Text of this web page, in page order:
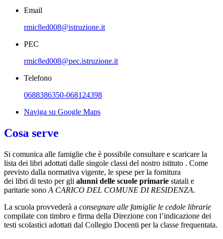
Email
rmic8ed008@istruzione.it
PEC
rmic8ed008@pec.istruzione.it
Telefono
0688386350-068124398
Naviga su Google Maps
Cosa serve
Si comunica alle famiglie che è possibile consultare e scaricare la
lista dei libri adottati dalle singole classi del nostro istituto . Come
previsto dalla normativa vigente, le spese per la fornitura
dei libri di testo per gli alunni delle scuole primarie statali e
paritarie sono A CARICO DEL COMUNE DIRESIDENZA.
La scuola provvederà a consegnare alle famiglie le cedole librarie
compilate con timbro e firma della Direzione con l’indicazione dei
testi scolastici adottati dal Collegio Docenti per la classe frequentata.